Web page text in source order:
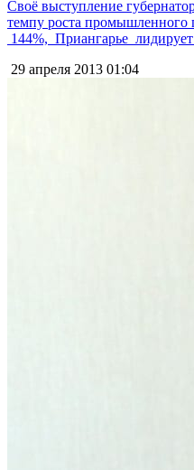
Своё выступление
темпу роста промышленного
144%, Приангарье
29 апреля 2013 01:04